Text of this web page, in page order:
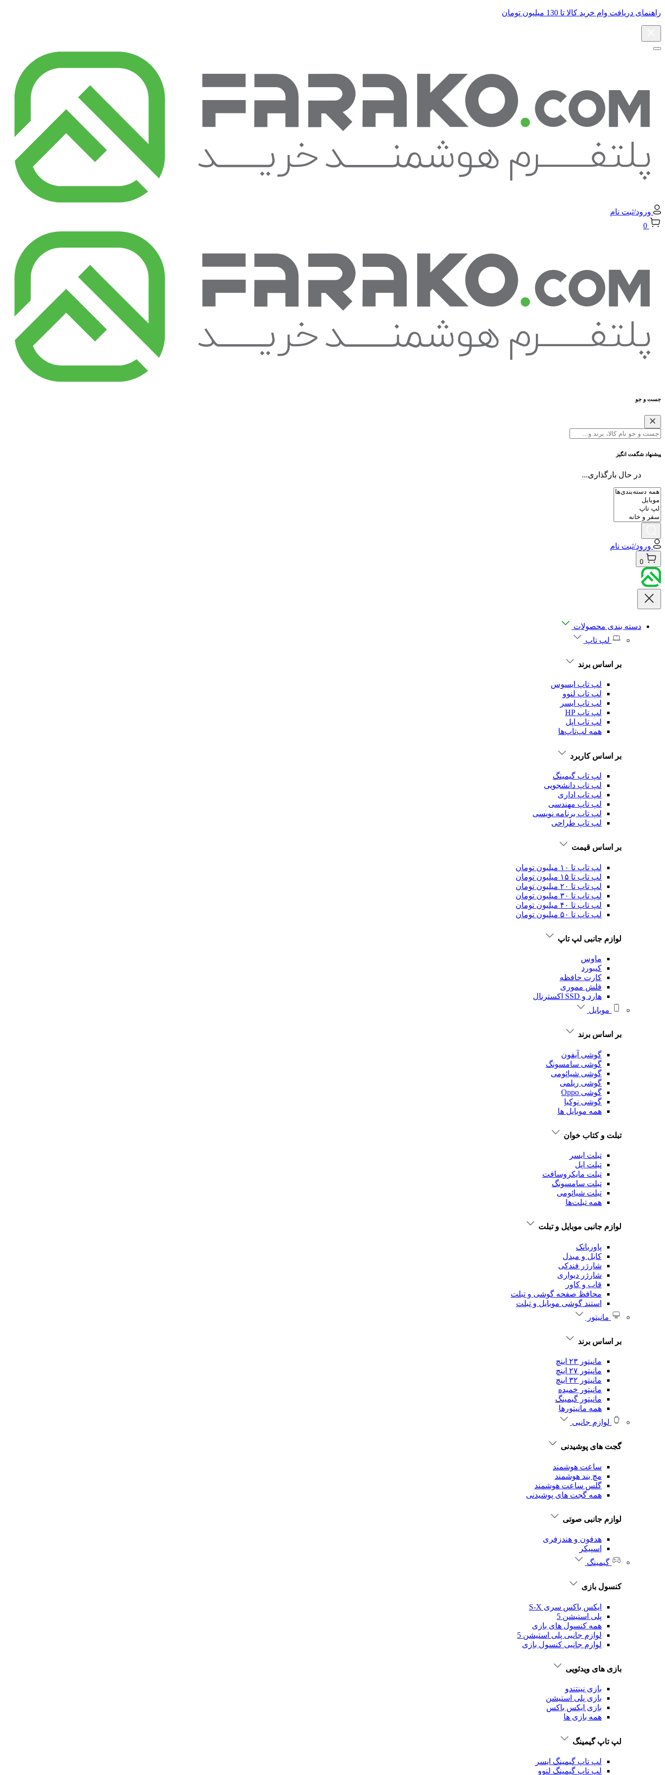
راهنمای دریافت وام خرید کالا تا 130 میلیون تومان
ورود/ثبت نام
0
جست و جو
پیشنهاد شگفت انگیز
در حال بارگذاری...
ورود/ثبت نام
0
دسته بندی محصولات
لپ تاپ
بر اساس برند
لپ تاپ ایسوس
لپ تاپ لنوو
لپ تاپ ایسر
لپ تاپ HP
لپ تاپ اپل
همه لپ‌تاپ‌ها
بر اساس کاربرد
لپ تاپ گیمینگ
لپ تاپ دانشجویی
لپ تاپ اداری
لپ تاپ مهندسی
لپ تاپ برنامه نویسی
لپ تاپ طراحی
بر اساس قیمت
لپ تاپ تا ۱۰ میلیون تومان
لپ تاپ تا ۱۵ میلیون تومان
لپ تاپ تا ۲۰ میلیون تومان
لپ تاپ تا ۳۰ میلیون تومان
لپ تاپ تا ۴۰ میلیون تومان
لپ تاپ تا ۵۰ میلیون تومان
لوازم جانبی لپ تاپ
ماوس
کیبورد
کارت حافظه
فلش مموری
هارد و SSD اکسترنال
موبایل
بر اساس برند
گوشی آیفون
گوشی سامسونگ
گوشی شیائومی
گوشی ریلمی
گوشی Oppo
گوشی نوکیا
همه موبایل ها
تبلت و کتاب خوان
تبلت ایسر
تبلت اپل
تبلت‌ مایکروسافت
تبلت‌ سامسونگ
تبلت شیائومی
همه تبلت‌ها
لوازم جانبی موبایل و تبلت
پاوربانک
کابل و مبدل
شارژر فندکی
شارژر دیواری
قاب و کاور
محافظ صفحه گوشی و تبلت
استند گوشی موبایل و تبلت
مانیتور
بر اساس برند
مانیتور ۲۳ اینچ
مانیتور ۲۷ اینچ
مانیتور ۳۲ اینچ
مانیتور خمیده
مانیتور گیمینگ
همه مانیتورها
لوازم جانبی
گجت های پوشیدنی
ساعت هوشمند
مچ بند هوشمند
گلس ساعت هوشمند
همه گجت های پوشیدنی
لوازم جانبی صوتی
هدفون و هندزفری
اسپیکر
گیمینگ
کنسول بازی
ایکس باکس سری S-X
پلی استیشن 5
همه کنسول های بازی
لوازم جانبی پلی استیشن 5
لوازم جانبی کنسول بازی
بازی های ویدئویی
بازی نینتندو
بازی پلی استیشن
بازی ایکس باکس
همه بازی ها
لپ تاپ گیمینگ
لپ تاپ گیمینگ ایسر
لپ تاپ گیمینگ لنوو